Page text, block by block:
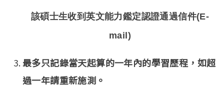
該碩士生收到英文能力鑑定認證通過信件(E-
mail)
最多只記錄當天起算的一年內的學習歷程，如超
過一年請重新施測。